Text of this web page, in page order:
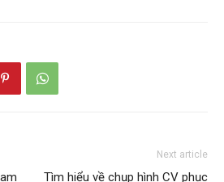
Next article
Tìm hiểu về chụp hình CV phục